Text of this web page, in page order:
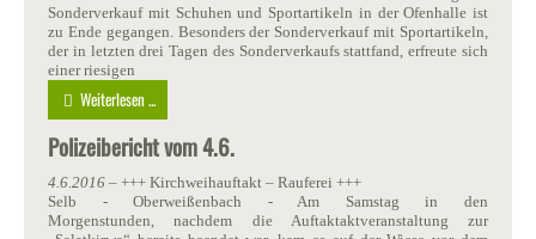
Sonderverkauf mit Schuhen und Sportartikeln in der Ofenhalle ist
zu Ende gegangen. Besonders der Sonderverkauf mit Sportartikeln,
der in letzten drei Tagen des Sonderverkaufs stattfand, erfreute sich
einer riesigen
Weiterlesen ...
Polizeibericht vom 4.6.
4.6.2016 – +++ Kirchweihauftakt – Rauferei +++
Selb - Oberweißenbach - Am Samstag in den
Morgenstunden, nachdem die Auftaktaktveranstaltung zur